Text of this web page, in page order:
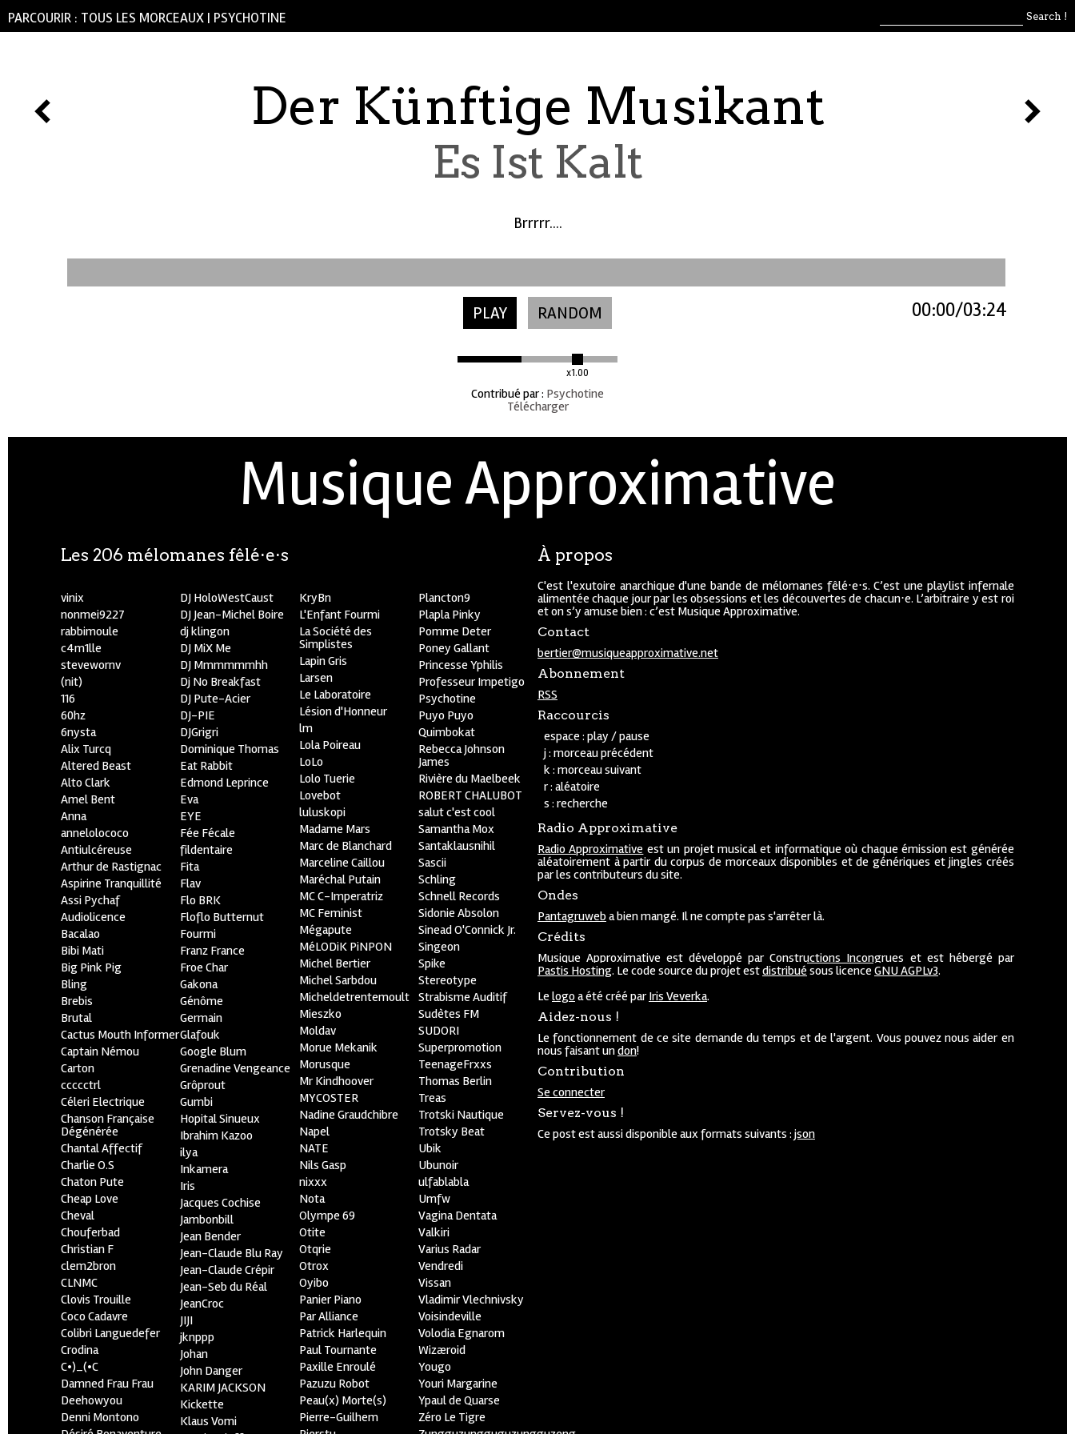
PARCOURIR : TOUS LES MORCEAUX | PSYCHOTINE
Der Künftige Musikant
Es Ist Kalt
Brrrrr....
PLAY RANDOM
x1.00
03:24
00:00
Contribué par: Psychotine
Télécharger
Musique Approximative
À propos
C'est l'exutoire anarchique d'une bande de mélomanes fêlé⋅e⋅s. C’est une playlist infernale
alimentée chaque jour par les obsessions et les découvertes de chacun⋅e. L’arbitraire y est roi
et on s’y amuse bien : c’est Musique Approximative.
Contact
bertier@musiqueapproximative.net
Abonnement
RSS
Raccourcis
espace : play / pause
j : morceau précédent
k : morceau suivant
r : aléatoire
s : recherche
Radio Approximative
Radio Approximative est un projet musical et informatique où chaque émission est générée
aléatoirement à partir du corpus de morceaux disponibles et de génériques et jingles créés
par les contributeurs du site.
Ondes
Pantagruweba bien mangé. Il ne compte pas s'arrêter là.
Crédits
Musique Approximative est développé parConstructions Incongrues et est hébergé par
Pastis Hosting. Le code source du projet estdistribué sous licence GNU AGPLv3.
Le logoa été créé par Iris Veverka.
Aidez-nous !
Le fonctionnement de ce site demande du temps et de l'argent. Vous pouvez nous aider en
nous faisant undon!
Contribution
Se connecter
Servez-vous !
Ce post est aussi disponible aux formats suivants : json
Les 206 mélomanes fêlé⋅e⋅s
vinix
nonmei9227
rabbimoule
c4m1lle
stevewornv
(nit)
116
60hz
6nysta
Alix Turcq
Altered Beast
Alto Clark
Amel Bent
Anna
annelolococo
Antiulcéreuse
Arthur de Rastignac
Aspirine Tranquillité
Assi Pychaf
Audiolicence
Bacalao
Bibi Mati
Big Pink Pig
Bling
Brebis
Brutal
Cactus Mouth Informer
Captain Némou
Carton
ccccctrl
Céleri Electrique
Chanson Française
Dégénérée
Chantal Affectif
Charlie O.S
Chaton Pute
Cheap Love
Cheval
Chouferbad
Christian F
clem2bron
CLNMC
Clovis Trouille
Coco Cadavre
Colibri Languedefer
Crodina
C•)_(•C
Damned Frau Frau
Deehowyou
Denni Montono
DJ HoloWestCaust
DJ Jean-Michel Boire
dj klingon
DJ MiX Me
DJ Mmmmmmhh
Dj No Breakfast
DJ Pute-Acier
DJ-PIE
DJGrigri
Dominique Thomas
Eat Rabbit
Edmond Leprince
Eva
EYE
Fée Fécale
fildentaire
Fita
Flav
Flo BRK
Floflo Butternut
Fourmi
Franz France
Froe Char
Gakona
Génôme
Germain
Glafouk
Google Blum
Grenadine Vengeance
Grôprout
Gumbi
Hopital Sinueux
Ibrahim Kazoo
ilya
Inkamera
Iris
Jacques Cochise
Jambonbill
Jean Bender
Jean-Claude Blu Ray
Jean-Claude Crépir
Jean-Seb du Réal
JeanCroc
JIJI
jknppp
Johan
John Danger
KARIM JACKSON
Kickette
Klaus Vomi
KryBn
L'Enfant Fourmi
La Société des
Simplistes
Lapin Gris
Larsen
Le Laboratoire
Lésion d'Honneur
lm
Lola Poireau
LoLo
Lolo Tuerie
Lovebot
luluskopi
Madame Mars
Marc de Blanchard
Marceline Caillou
Maréchal Putain
MC C-Imperatriz
MC Feminist
Mégapute
MéLODiK PiNPON
Michel Bertier
Michel Sarbdou
Micheldetrentemoult
Mieszko
Moldav
Morue Mekanik
Morusque
Mr Kindhoover
MYCOSTER
Nadine Graudchibre
Napel
NATE
Nils Gasp
nixxx
Nota
Olympe 69
Otite
Otqrie
Otrox
Oyibo
Panier Piano
Par Alliance
Patrick Harlequin
Paul Tournante
Paxille Enroulé
Pazuzu Robot
Peau(x) Morte(s)
Pierre-Guilhem
Plancton9
Plapla Pinky
Pomme Deter
Poney Gallant
Princesse Yphilis
Professeur Impetigo
Psychotine
Puyo Puyo
Quimbokat
Rebecca Johnson
James
Rivière du Maelbeek
ROBERT CHALUBOT
salut c'est cool
Samantha Mox
Santaklausnihil
Sascii
Schling
Schnell Records
Sidonie Absolon
Sinead O'Connick Jr.
Singeon
Spike
Stereotype
Strabisme Auditif
Sudètes FM
SUDORI
Superpromotion
TeenageFrxxs
Thomas Berlin
Treas
Trotski Nautique
Trotsky Beat
Ubik
Ubunoir
ulfablabla
Umfw
Vagina Dentata
Valkiri
Varius Radar
Vendredi
Vissan
Vladimir Vlechnivsky
Voisindeville
Volodia Egnarom
Wizæroid
Yougo
Youri Margarine
Ypaul de Quarse
Zéro Le Tigre